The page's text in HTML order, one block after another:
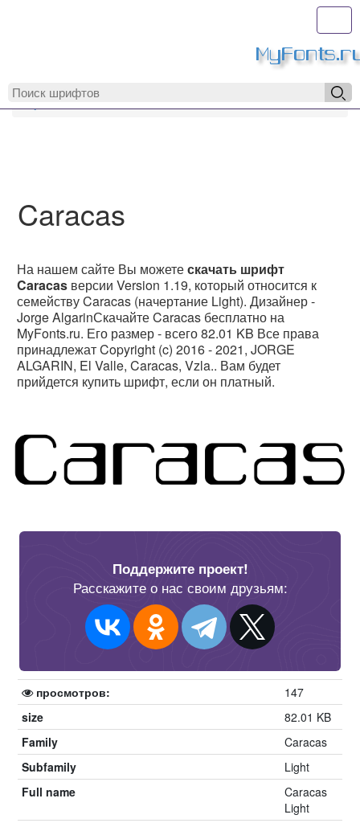
MyFonts.ru
Caracas
На нашем сайте Вы можетескачать шрифт
Caracas версии Version 1.19, который относится к
семейству Caracas (начертание Light). Дизайнер -
Jorge AlgarinСкачайте Caracas бесплатно на
MyFonts.ru. Его размер - всего 82.01 KB Все права
принадлежат Copyright (c) 2016 - 2021, JORGE
ALGARIN, El Valle, Caracas, Vzla.. Вам будет
прийдется купить шрифт, если он платный.
Поддержите проект!
Расскажите о нас своим друзьям:
просмотров:
147
size
82.01 KB
Family
Caracas
Subfamily
Light
Full name
Caracas
Light